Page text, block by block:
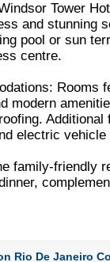
Tower
and stunning
pool or sun
centre.
Rooms
modern
electric
family-friendly
Rio De Janeiro